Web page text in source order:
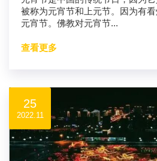
被称为元宵节和上元节。因为有
元宵节。佛教对元宵节...
查看更多
25
2022.11